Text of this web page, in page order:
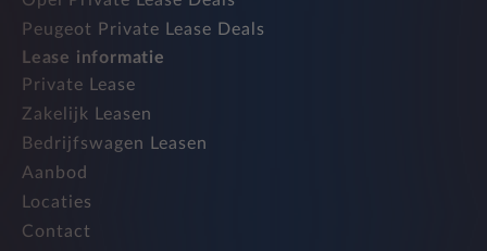
Peugeot Private Lease Deals
Lease informatie
Private Lease
Zakelijk Leasen
Bedrijfswagen Leasen
Aanbod
Locaties
Contact